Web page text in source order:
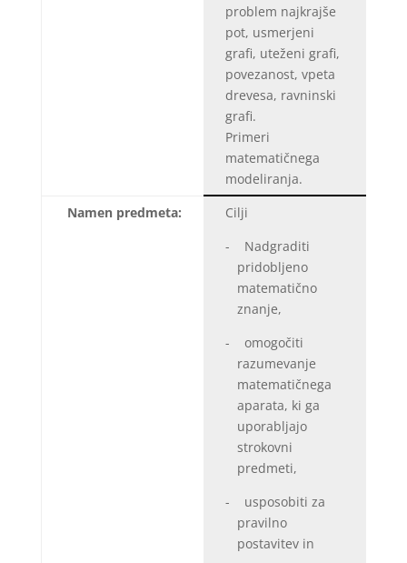
problem najkrajše
pot, usmerjeni
grafi, uteženi grafi,
povezanost, vpeta
drevesa, ravninski
grafi.
Primeri
matematičnega
modeliranja.
Namen predmeta:
Cilji
- Nadgraditi
pridobljeno
matematično
znanje,
- omogočiti
razumevanje
matematičnega
aparata, ki ga
uporabljajo
strokovni
predmeti,
- usposobiti za
pravilno
postavitev in